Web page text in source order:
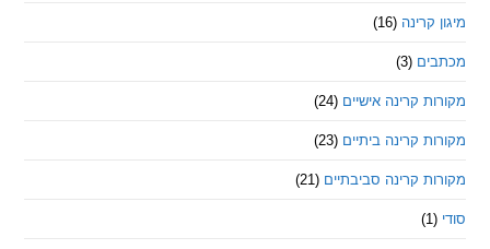
(16)
קרינה אישיים (24)
קרינה ביתיים (23)
קרינה סביבתיים (21)